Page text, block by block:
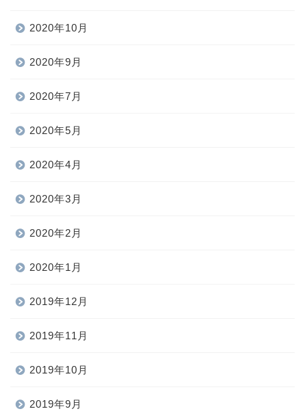
2020年10月
2020年9月
2020年7月
2020年5月
2020年4月
2020年3月
2020年2月
2020年1月
2019年12月
2019年11月
2019年10月
2019年9月